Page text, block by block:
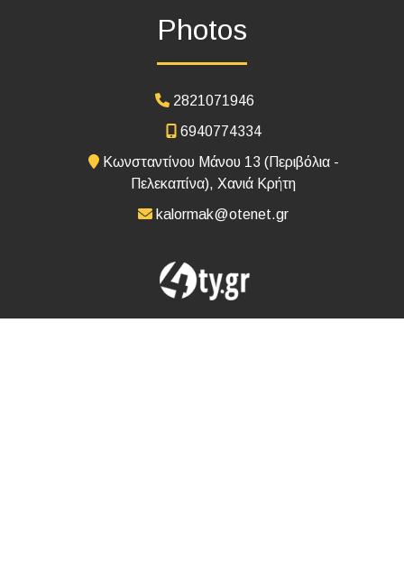
Photos
2821071946
6940774334
Κωνσταντίνου Μάνου 13 (Περιβόλια -
Πελεκαπίνα), Χανιά Κρήτη
kalormak@otenet.gr